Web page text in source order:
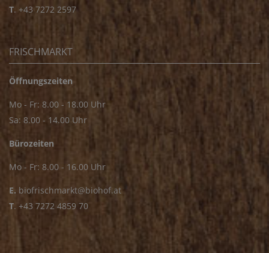
T. +43 7272 2597
FRISCHMARKT
Öffnungszeiten
Mo - Fr: 8.00 - 18.00 Uhr
Sa: 8.00 - 14.00 Uhr
Bürozeiten
Mo - Fr: 8.00 - 16.00 Uhr
E. biofrischmarkt@biohof.at
T. +43 7272 4859 70